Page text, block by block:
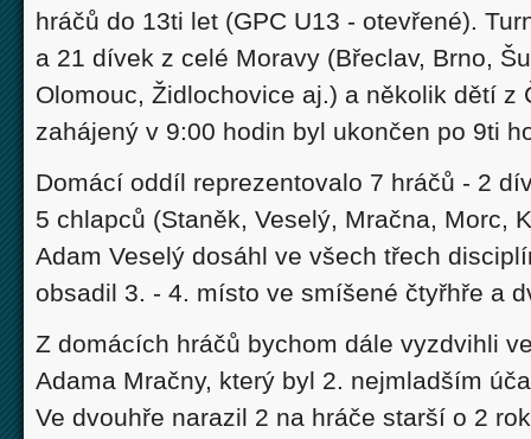
hráčů do 13ti let (GPC U13 - otevřené).
a 21 dívek z celé Moravy (Břeclav, Brno,
Olomouc, Židlochovice aj.) a několik dětí z
zahájený v 9:00 hodin byl ukončen po 9ti
Domácí oddíl reprezentovalo 7 hráčů - 2
5 chlapců (Staněk, Veselý, Mračna, Morc,
Adam Veselý dosáhl ve všech třech
obsadil 3. - 4. místo ve smíšené čtyřhře a
Z domácích hráčů bychom dále vyzdvihli
Adama Mračny, který byl 2. nejmladším
Ve dvouhře narazil 2 na hráče starší o 2